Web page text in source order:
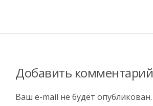
Добавить комментарий
Ваш e-mail не будет опубликован.